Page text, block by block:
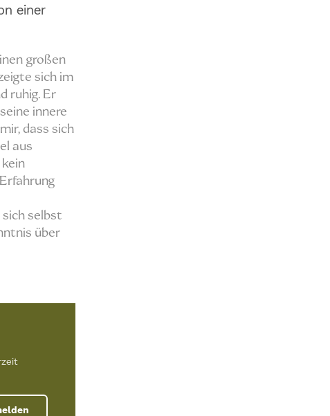
einer
großen
sich im
ruhig. Er
innere
dass sich
aus
selbst
über